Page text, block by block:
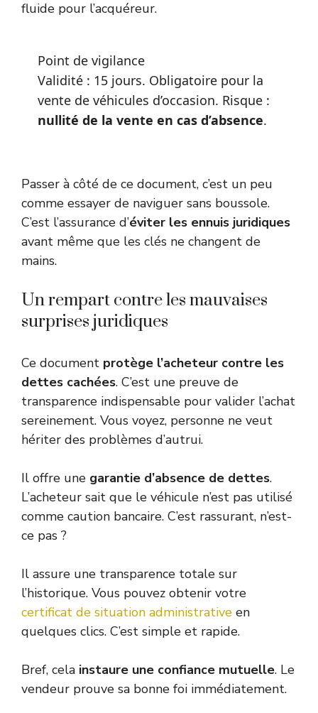
fluide pour l’acquéreur.
Point de vigilance
Validité : 15 jours. Obligatoire pour la
vente de véhicules d’occasion. Risque :
nullité de la vente en cas d’absence.
Passer à côté de ce document, c’est un peu
comme essayer de naviguer sans boussole.
C’est l’assurance d’éviter les ennuis juridiques
avant même que les clés ne changent de
mains.
Un rempart contre les mauvaises
surprises juridiques
Ce document protège l’acheteur contre les
dettes cachées. C’est une preuve de
transparence indispensable pour valider l’achat
sereinement. Vous voyez, personne ne veut
hériter des problèmes d’autrui.
Il offre une garantie d’absence de dettes.
L’acheteur sait que le véhicule n’est pas utilisé
comme caution bancaire. C’est rassurant, n’est-
ce pas ?
Il assure une transparence totale sur
l’historique. Vous pouvez obtenir votre
certificat de situation administrative en
quelques clics. C’est simple et rapide.
Bref, cela instaure une confiance mutuelle. Le
vendeur prouve sa bonne foi immédiatement.